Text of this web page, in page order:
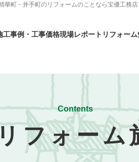
・井手町のリフォームのことなら宝優工務店
工事例・工事価格現場レポート リフォー
Contents
フォーム